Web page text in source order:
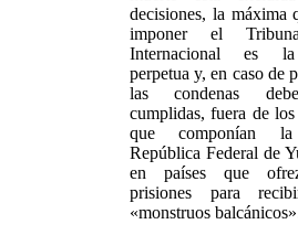
decisiones, la máxima
imponer el
Internacional es
perpetua y, en caso de
las condenas
cumplidas, fuera de
que componían la
República Federal de
en países que
prisiones para
«monstruos